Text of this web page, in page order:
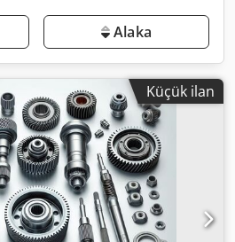
Alaka
Küçük ilan